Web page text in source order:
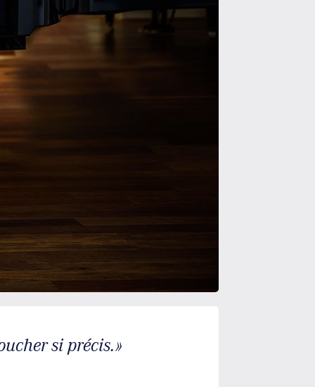
si précis.»